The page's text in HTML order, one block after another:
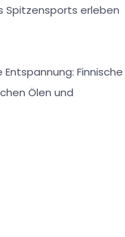
Spitzensports erleben
Finnische
Ölen und